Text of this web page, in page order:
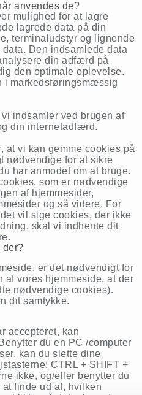
anvendes de?
mulighed for at lagre
lagrede data på din
terminaludstyr og lignende
Den indsamlede data
din adfærd på
den optimale oplevelse.
i markedsføringsmæssig
indsamler ved brugen af
din internetadfærd.
at vi kan gemme cookies på
nødvendige for at sikre
har anmodet om at bruge.
som er nødvendige
af hjemmesider,
og så videre. For
vil sige cookies, der ikke
skal vi indhente dit
der?
er det nødvendigt for
vores hjemmeside, at der
nødvendige cookies).
dit samtykke.
accepteret, kan
du en PC /computer
kan du slette dine
CTRL + SHIFT +
ikke, og/eller benytter du
finde ud af, hvilken